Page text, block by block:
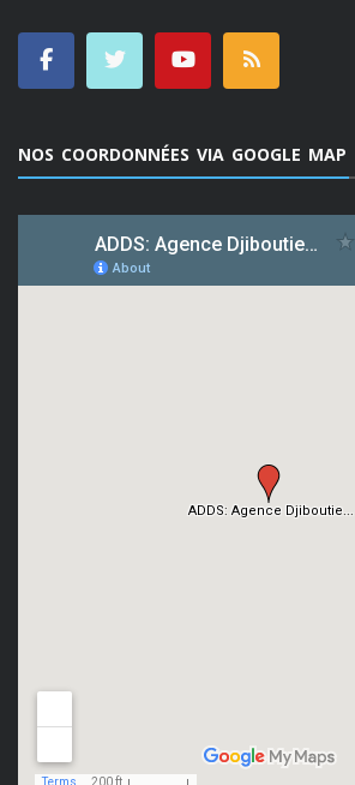
NOS COORDONNÉES VIA GOOGLE MAP